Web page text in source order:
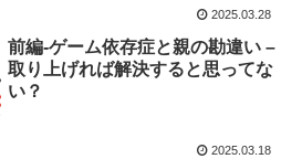
2025.03.28
前編-ゲーム依存症と親の勘違い –
取り上げれば解決すると思ってな
い？
2025.03.18